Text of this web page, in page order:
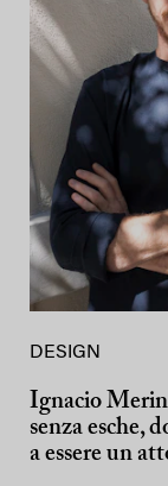
DESIGN
Ignacio
senza esche,
a essere un